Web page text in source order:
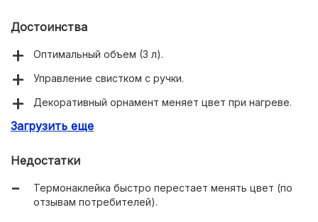
Достоинства
Оптимальный объем (3 л).
Управление свистком с ручки.
Декоративный орнамент меняет цвет при нагреве.
Тройное капсульное дно.
Загрузить еще
Недостатки
Термонаклейка быстро перестает менять цвет (по
отзывам потребителей).